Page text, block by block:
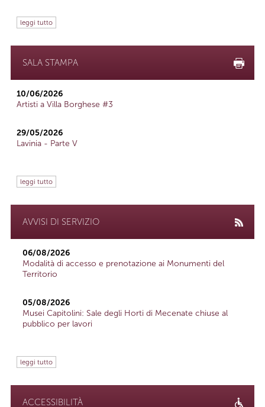
leggi tutto
SALA STAMPA
10/06/2026
Artisti a Villa Borghese #3
29/05/2026
Lavinia - Parte V
leggi tutto
AVVISI DI SERVIZIO
06/08/2026
Modalità di accesso e prenotazione ai Monumenti del
Territorio
05/08/2026
Musei Capitolini: Sale degli Horti di Mecenate chiuse al
pubblico per lavori
leggi tutto
ACCESSIBILITÀ